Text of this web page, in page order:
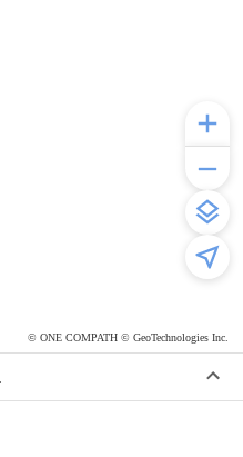
© ONE COMPATH © GeoTechnologies Inc.